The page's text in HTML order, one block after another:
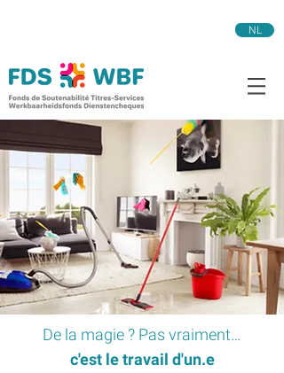
NL
De la magie ? Pas vraiment…
c'est le travail d'un.e